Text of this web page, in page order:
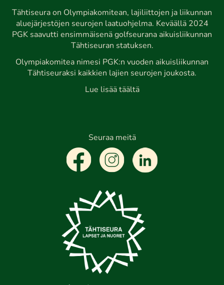
Tähtiseura on Olympiakomitean, lajiliittojen ja liikunnan
aluejärjestöjen seurojen laatuohjelma. Keväällä 2024
PGK saavutti ensimmäisenä golfseurana aikuisliikunnan
Tähtiseuran statuksen.
Olympiakomitea nimesi PGK:n vuoden aikuisliikunnan
Tähtiseuraksi kaikkien lajien seurojen joukosta.
Lue lisää täältä
Seuraa meitä